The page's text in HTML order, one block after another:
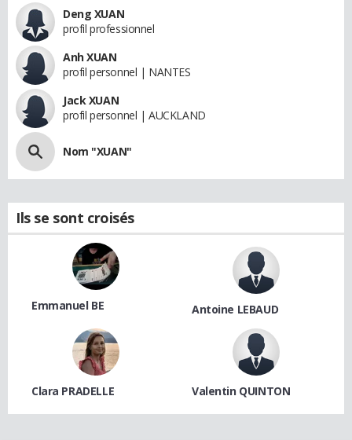
Deng XUAN
profil professionnel
Anh XUAN
profil personnel | NANTES
Jack XUAN
profil personnel | AUCKLAND
Nom "XUAN"
Ils se sont croisés
Emmanuel BE Antoine LEBAUD
Clara PRADELLE Valentin QUINTON